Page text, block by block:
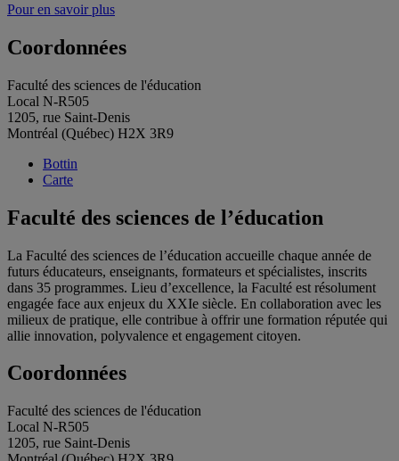
Pour en savoir plus
Coordonnées
Faculté des sciences de l'éducation
Local N-R505
1205, rue Saint-Denis
Montréal (Québec) H2X 3R9
Bottin
Carte
Faculté des sciences de l’éducation
La Faculté des sciences de l’éducation accueille chaque année de
futurs éducateurs, enseignants, formateurs et spécialistes, inscrits
dans 35 programmes. Lieu d’excellence, la Faculté est résolument
engagée face aux enjeux du XXIe siècle. En collaboration avec les
milieux de pratique, elle contribue à offrir une formation réputée qui
allie innovation, polyvalence et engagement citoyen.
Coordonnées
Faculté des sciences de l'éducation
Local N-R505
1205, rue Saint-Denis